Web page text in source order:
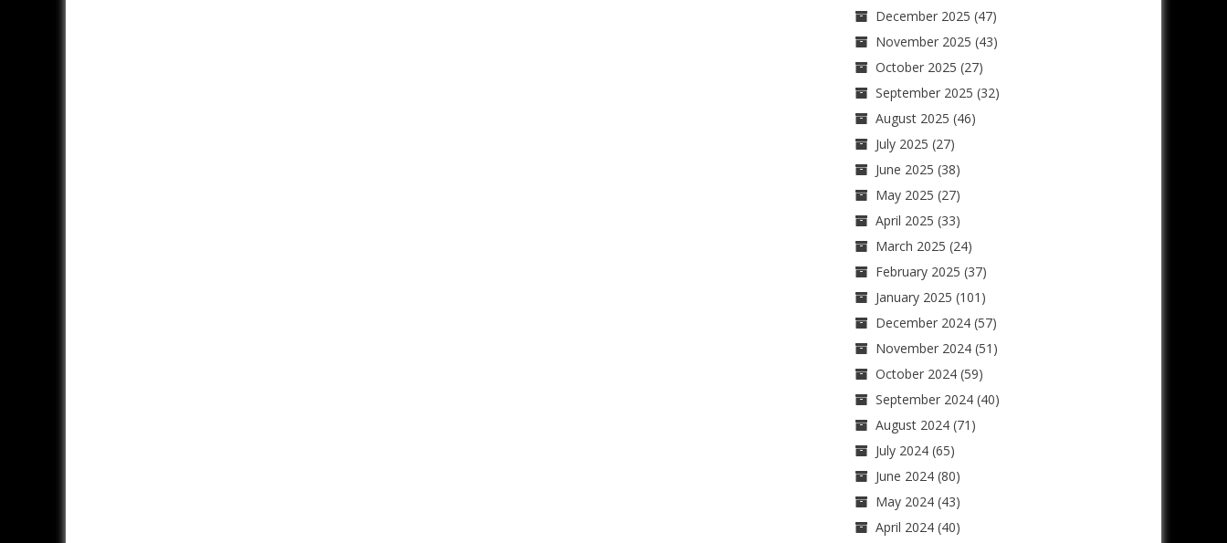
December 2025 (47)
November 2025 (43)
October 2025 (27)
September 2025 (32)
August 2025 (46)
July 2025 (27)
June 2025 (38)
May 2025 (27)
April 2025 (33)
March 2025 (24)
February 2025 (37)
January 2025 (101)
December 2024(57)
November 2024(51)
October 2024(59)
September 2024(40)
August 2024(71)
July 2024(65)
June 2024(80)
May 2024(43)
April 2024(40)